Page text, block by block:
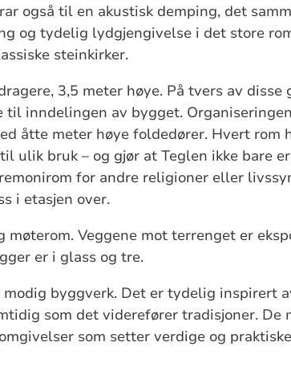
også til en akustisk demping, det
og tydelig lydgjengivelse i det store
steinkirker.
3,5 meter høye. På tvers av disse
inndelingen av bygget.
åtte meter høye foldedører. Hvert rom
bruk – og gjør at Teglen ikke bare er
for andre religioner eller
i etasjen over.
Veggene mot terrenget er
er i glass og tre.
byggverk. Det er tydelig inspirert
som det viderefører tradisjoner. De
som setter verdige og praktiske